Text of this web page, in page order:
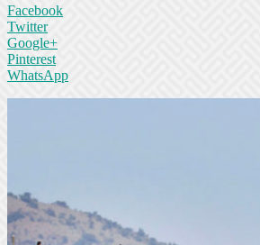
Facebook
Twitter
Google+
Pinterest
WhatsApp